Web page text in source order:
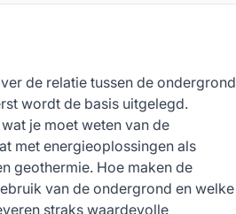
de relatie tussen de ondergrond
wordt de basis uitgelegd.
je moet weten van de
met energieoplossingen als
geothermie. Hoe maken de
van de ondergrond en welke
straks waardevolle